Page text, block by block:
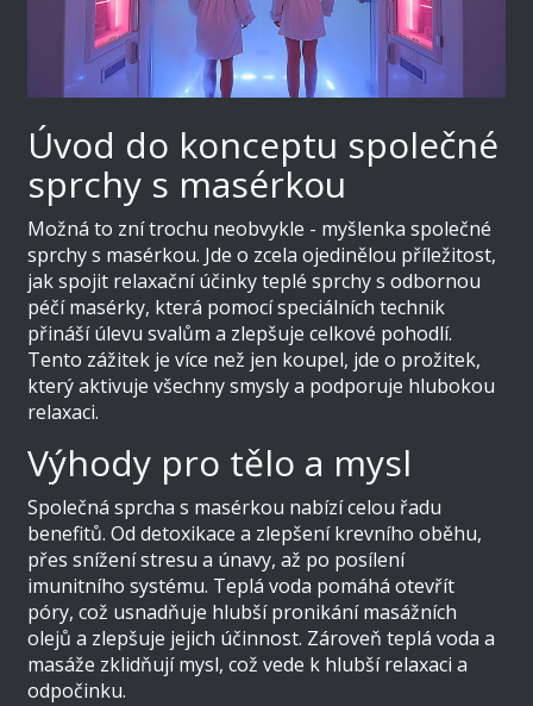
Úvod do konceptu společné
sprchy s masérkou
Možná to zní trochu neobvykle - myšlenka společné
sprchy s masérkou. Jde o zcela ojedinělou příležitost,
jak spojit relaxační účinky teplé sprchy s odbornou
péčí masérky, která pomocí speciálních technik
přináší úlevu svalům a zlepšuje celkové pohodlí.
Tento zážitek je více než jen koupel, jde o prožitek,
který aktivuje všechny smysly a podporuje hlubokou
relaxaci.
Výhody pro tělo a mysl
Společná sprcha s masérkou nabízí celou řadu
benefitů. Od detoxikace a zlepšení krevního oběhu,
přes snížení stresu a únavy, až po posílení
imunitního systému. Teplá voda pomáhá otevřít
póry, což usnadňuje hlubší pronikání masážních
olejů a zlepšuje jejich účinnost. Zároveň teplá voda a
masáže zklidňují mysl, což vede k hlubší relaxaci a
odpočinku.